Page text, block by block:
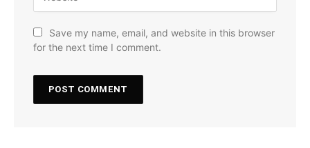
Save my name, email, and website in this browser
for the next time I comment.